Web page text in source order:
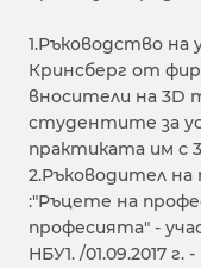
1.Ръководство
Кринсберг от
вносители на 3D
студентите за
практиката им с
2.Ръководител на
:"Ръцете на
професията" -
НБУ1. /01.09.2017